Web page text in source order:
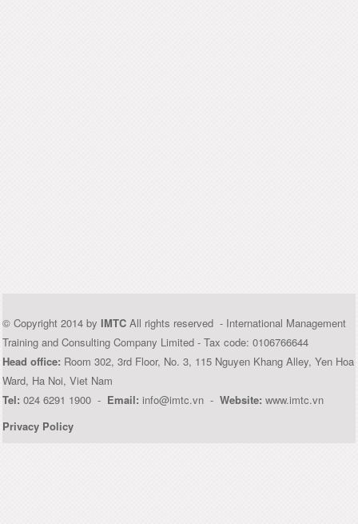
© Copyright 2014 by IMTC All rights reserved - International Management
Training and Consulting Company Limited - Tax code: 0106766644
Head office: Room 302, 3rd Floor, No. 3, 115 Nguyen Khang Alley, Yen Hoa
Ward, Ha Noi, Viet Nam
Tel: 024 6291 1900 - Email: info@imtc.vn - Website: www.imtc.vn
Privacy Policy